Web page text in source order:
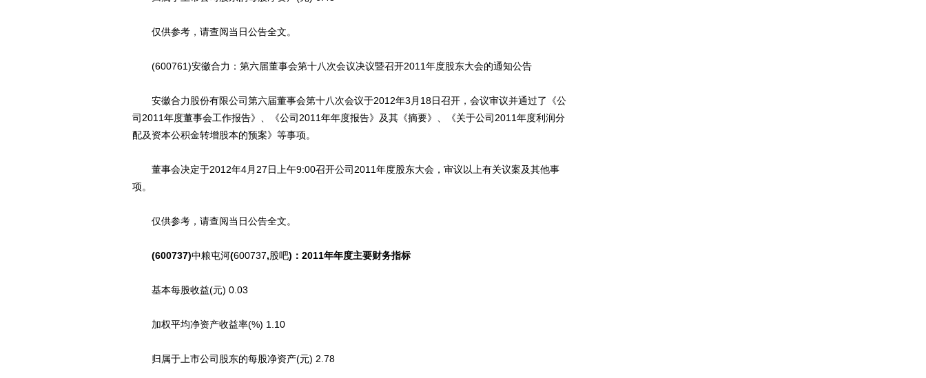
仅供参考，请查阅当日公告全文。
(600761)安徽合力：第六届董事会第十八次会议决议暨召开2011年度股东大会的通知公告
安徽合力股份有限公司第六届董事会第十八次会议于2012年3月18日召开，会议审议并通过了《公
司2011年度董事会工作报告》、《公司2011年年度报告》及其《摘要》、《关于公司2011年度利润分
配及资本公积金转增股本的预案》等事项。
董事会决定于2012年4月27日上午9:00召开公司2011年度股东大会，审议以上有关议案及其他事
项。
仅供参考，请查阅当日公告全文。
(600737)中粮屯河(600737,股吧)：2011年年度主要财务指标
基本每股收益(元) 0.03
加权平均净资产收益率(%) 1.10
归属于上市公司股东的每股净资产(元) 2.78